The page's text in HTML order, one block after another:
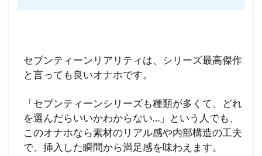
セブンティーンリアリティは、シリーズ最高傑作
と言っても良いオナホです。
「セブンティーンシリーズも種類が多くて、どれ
を選んだらいいかわからない…」という人でも、
このオナホなら素材のリアル感や内部構造の工夫
で、挿入した瞬間から満足感を味わえます。